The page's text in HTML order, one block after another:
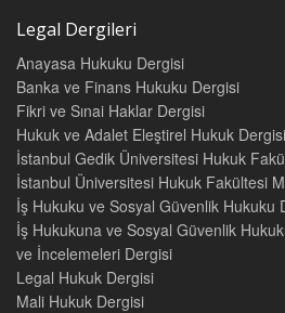
1. Kuruluşu ve Yapısı 54
2. Görev ve Yetkileri 55
a. İdari Nitelikli Görevler 55
b. Yargısal Nitelikli Görevler 56
C. Sandık Kurulu 57
1. Kuruluşu ve Yapısı 57
2. Görev ve Yetkileri 57
a. İdari Görev ve Yetkileri 57
b. Yargısal Görev ve Yetkileri 58
D. Yurt Dışı İlçe Seçim Kurulu 58
1. Kuruluşu ve Yapısı 58
2. Görev ve Yetkileri 59
a. İdari Nitelikli Görevler 59
b. Yargısal Nitelikli Görevler 60
Legal Dergileri
Anayasa Hukuku Dergisi
Banka ve Finans Hukuku Dergisi
Fikri ve Sınai Haklar Dergisi
Hukuk ve Adalet Eleştirel Hukuk Dergisi
İstanbul Gedik Üniversitesi Hukuk
İstanbul Üniversitesi Hukuk Fakültesi
İş Hukuku ve Sosyal Güvenlik Hukuku
İş Hukukuna ve Sosyal Güvenlik
ve İncelemeleri Dergisi
Legal Hukuk Dergisi
Mali Hukuk Dergisi